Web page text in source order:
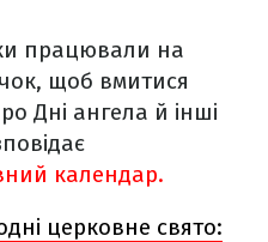
працювали на
щоб вмитися
Дні ангела й інші
календар.
церковне свято: